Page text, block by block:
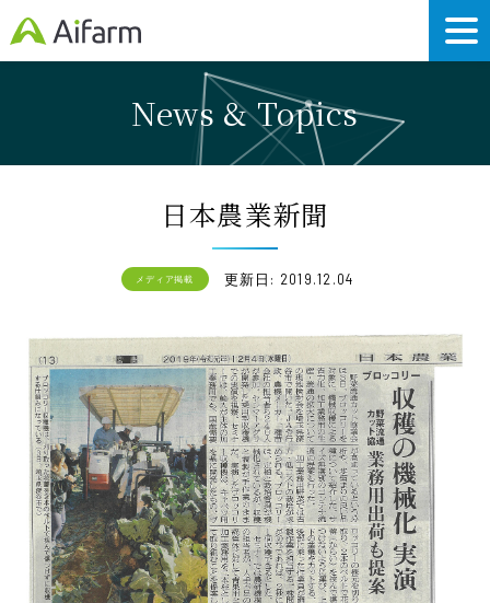
News & Topics
日本農業新聞
メディア掲載 更新日: 2019.12.04